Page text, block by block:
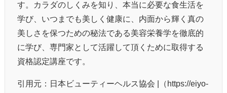
す。カラダのしくみを知り、本当に必要な食生活を
学び、いつまでも美しく健康に、内面から輝く真の
美しさを保つための秘法である美容栄養学を徹底的
に学び、専門家として活躍して頂くために取得する
資格認定講座です。
引用元：日本ビューティーヘルス協会 |（https://eiyo-